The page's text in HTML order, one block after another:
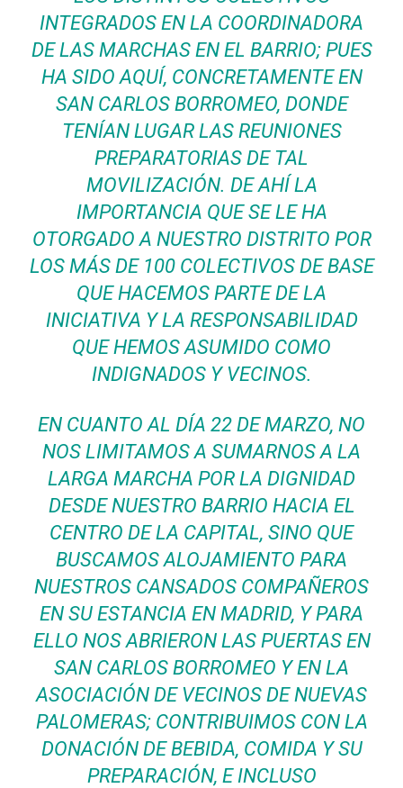
INTEGRADOS EN LA COORDINADORA
DE LAS MARCHAS EN EL BARRIO; PUES
HA SIDO AQUÍ, CONCRETAMENTE EN
SAN CARLOS BORROMEO, DONDE
TENÍAN LUGAR LAS REUNIONES
PREPARATORIAS DE TAL
MOVILIZACIÓN. DE AHÍ LA
IMPORTANCIA QUE SE LE HA
OTORGADO A NUESTRO DISTRITO POR
LOS MÁS DE 100 COLECTIVOS DE BASE
QUE HACEMOS PARTE DE LA
INICIATIVA Y LA RESPONSABILIDAD
QUE HEMOS ASUMIDO COMO
INDIGNADOS Y VECINOS.
EN CUANTO AL DÍA 22 DE MARZO, NO
NOS LIMITAMOS A SUMARNOS A LA
LARGA MARCHA POR LA DIGNIDAD
DESDE NUESTRO BARRIO HACIA EL
CENTRO DE LA CAPITAL, SINO QUE
BUSCAMOS ALOJAMIENTO PARA
NUESTROS CANSADOS COMPAÑEROS
EN SU ESTANCIA EN MADRID, Y PARA
ELLO NOS ABRIERON LAS PUERTAS EN
SAN CARLOS BORROMEO Y EN LA
ASOCIACIÓN DE VECINOS DE NUEVAS
PALOMERAS; CONTRIBUIMOS CON LA
DONACIÓN DE BEBIDA, COMIDA Y SU
PREPARACIÓN, E INCLUSO